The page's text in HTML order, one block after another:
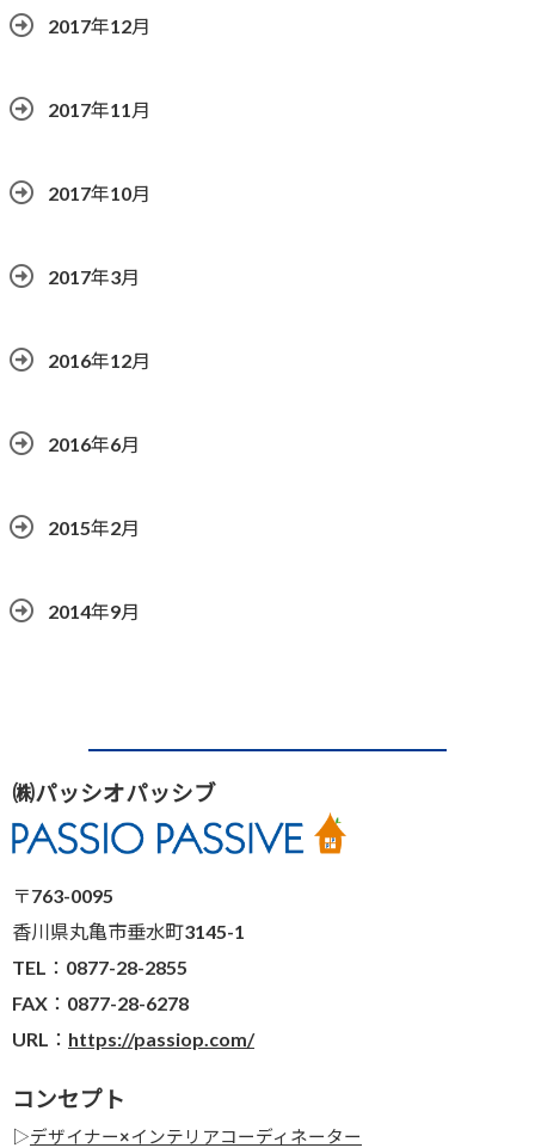
2017年12月
2017年11月
2017年10月
2017年3月
2016年12月
2016年6月
2015年2月
2014年9月
㈱パッシオパッシブ
〒763-0095
香川県丸亀市垂水町3145-1
TEL：0877-28-2855
FAX：0877-28-6278
URL： https://passiop.com/
コンセプト
▷デザイナー×インテリアコーディネーター